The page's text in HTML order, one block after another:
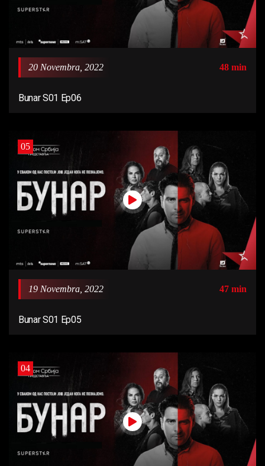
20 Novembra, 2022 48 min
Bunar S01 Ep06
05
19 Novembra, 2022 47 min
Bunar S01 Ep05
04